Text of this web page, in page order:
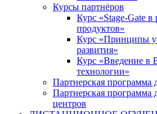
Курсы партнёров
Курс «Stage-Gate в
продуктов»
Курс «Принципы
развития»
Курс «Введение в
технологии»
Партнерская программа
Партнерская программа
центров